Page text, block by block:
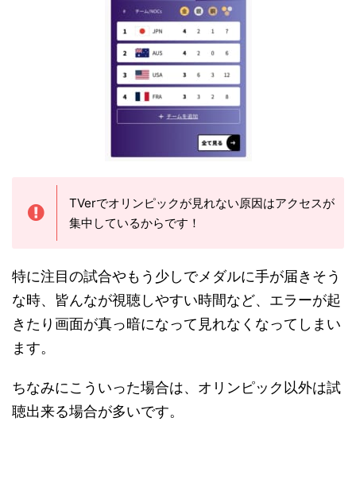
TVerでオリンピックが見れない原因はアクセスが
集中しているからです！
特に注目の試合やもう少しでメダルに手が届きそう
な時、皆んなが視聴しやすい時間など、エラーが起
きたり画面が真っ暗になって見れなくなってしまい
ます。
ちなみにこういった場合は、オリンピック以外は試
聴出来る場合が多いです。